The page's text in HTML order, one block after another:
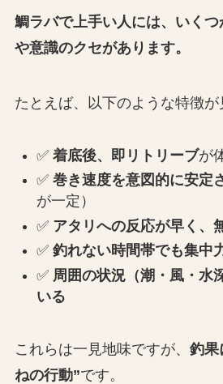
鯛ラバで上手い人には、いく
や意識のクセがあります。
たとえば、以下のような特徴が
✅ 着底後、即リトリーブが
✅ 巻き速度を意図的に安定
が一定）
✅ アタリへの反応が早く、
✅ 釣れない時間帯でも集中
✅ 周囲の状況（潮・風・水
いる
これらは一見地味ですが、 釣果
ねの行動”です。